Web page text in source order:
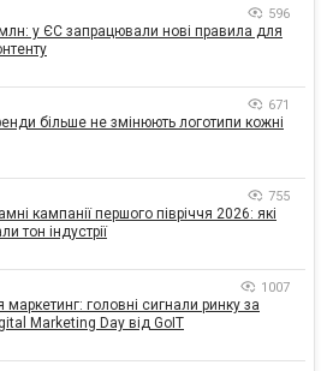
596
у ЄС запрацювали нові правила для
671
більше не змінюють логотипи кожні
755
кампанії першого півріччя 2026: які
тон індустрії
1007
маркетинг: головні сигнали ринку за
Marketing Day від GoIT